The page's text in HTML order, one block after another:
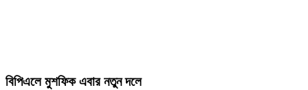
বিপিএলে মুশফিক এবার নতুন দলে